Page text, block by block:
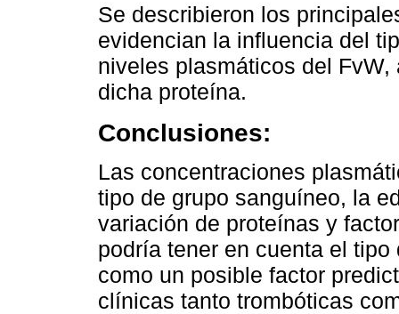
Se describieron los
evidencian la influencia del
niveles plasmáticos del
dicha proteína.
Conclusiones:
Las concentraciones
tipo de grupo sanguíneo, la
variación de proteínas y
podría tener en cuenta el
como un posible factor
clínicas tanto trombóticas